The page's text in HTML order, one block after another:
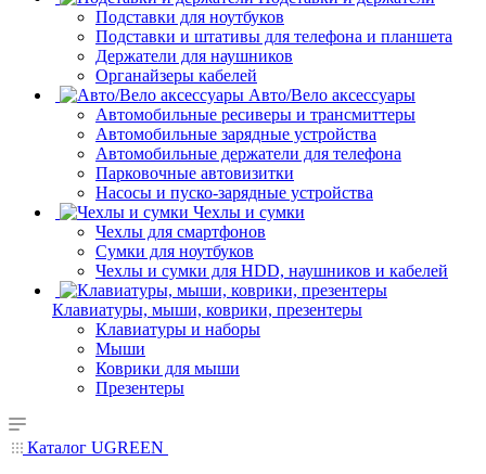
Подставки для ноутбуков
Подставки и штативы для телефона и планшета
Держатели для наушников
Органайзеры кабелей
Авто/Вело аксессуары
Автомобильные ресиверы и трансмиттеры
Автомобильные зарядные устройства
Автомобильные держатели для телефона
Парковочные автовизитки
Насосы и пуско-зарядные устройства
Чехлы и сумки
Чехлы для смартфонов
Сумки для ноутбуков
Чехлы и сумки для HDD, наушников и кабелей
Клавиатуры, мыши, коврики, презентеры
Клавиатуры и наборы
Мыши
Коврики для мыши
Презентеры
Каталог UGREEN